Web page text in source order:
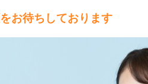
お待ちしております